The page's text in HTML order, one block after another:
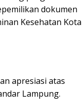
dokumen
Kesehatan Kota
apresiasi atas
Lampung.